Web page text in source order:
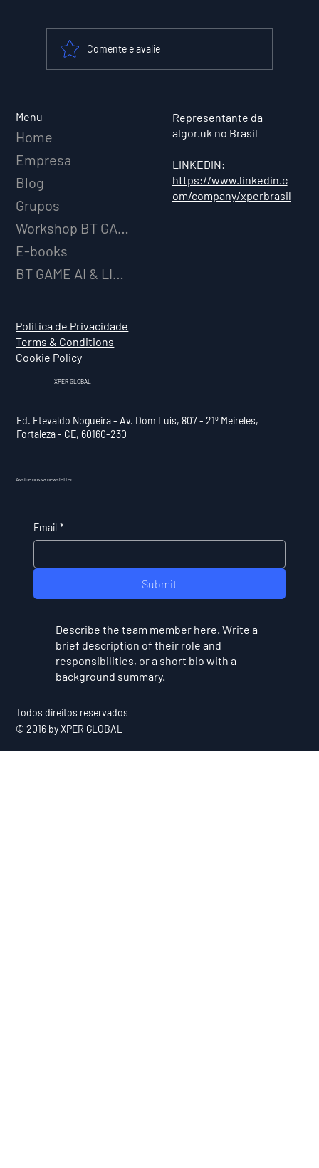
Comente e avalie
Menu
Home
Empresa
Blog
Grupos
Workshop BT GAME AI
E-books
BT GAME AI & LICENCIAMENTO
Politica de Privacidade
Terms & Conditions
Cookie Policy
Representante da
algor.uk no Brasil
LINKEDIN:
https://www.linkedin.c
om/company/xperbrasil
XPER GLOBAL
Ed. Etevaldo Nogueira - Av. Dom Luís, 807 - 21º Meireles,
Fortaleza - CE, 60160-230
Assine nossa newsletter
Email *
Submit
Describe the team member here. Write a
brief description of their role and
responsibilities, or a short bio with a
background summary.
Todos direitos reservados
© 2016 by XPER GLOBAL